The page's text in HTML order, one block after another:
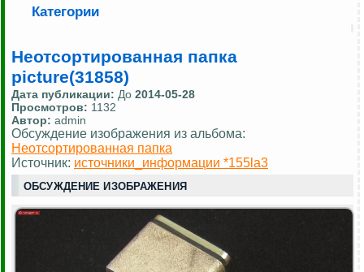
Категории
Неотсортированная папка
picture(31858)
Дата публикации: До 2014-05-28
Просмотров: 1132
Автор: admin
Обсуждение изображения из альбома:
Неотсортированная папка
Источник: источники_информации *155la3
ОБСУЖДЕНИЕ ИЗОБРАЖЕНИЯ